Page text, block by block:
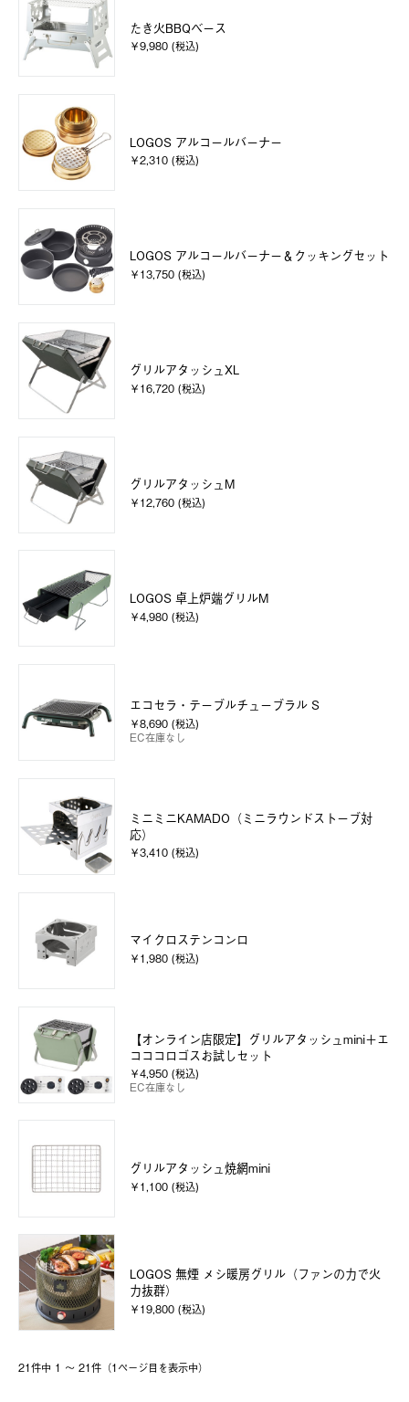
たき火BBQベース
￥9,980 (税込)
LOGOS アルコールバーナー
￥2,310 (税込)
LOGOS アルコールバーナー＆クッキングセット
￥13,750 (税込)
グリルアタッシュXL
￥16,720 (税込)
グリルアタッシュM
￥12,760 (税込)
LOGOS 卓上炉端グリルM
￥4,980 (税込)
エコセラ・テーブルチューブラル S
￥8,690 (税込)
EC在庫なし
ミニミニKAMADO（ミニラウンドストーブ対
応）
￥3,410 (税込)
マイクロステンコンロ
￥1,980 (税込)
【オンライン店限定】グリルアタッシュmini＋エ
コココロゴスお試しセット
￥4,950 (税込)
EC在庫なし
グリルアタッシュ焼網mini
￥1,100 (税込)
LOGOS 無煙 メシ暖房グリル（ファンの力で火
力抜群）
￥19,800 (税込)
21件中 1 〜 21件（1ページ⽬を表⽰中）